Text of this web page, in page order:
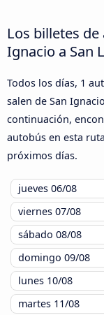
Los billetes
Ignacio a San
Todos los días, 1
salen de San
continuación,
autobús en esta
próximos días.
jueves 06/08
viernes 07/08
sábado 08/08
domingo 09/08
lunes 10/08
martes 11/08